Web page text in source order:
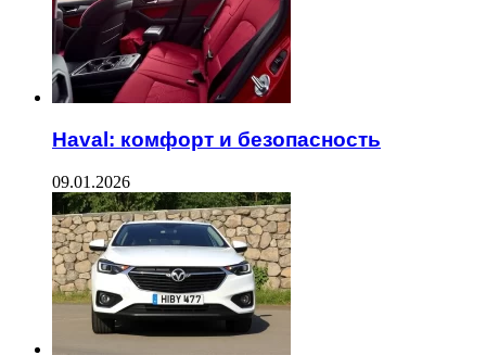
Haval: комфорт и безопасность
09.01.2026